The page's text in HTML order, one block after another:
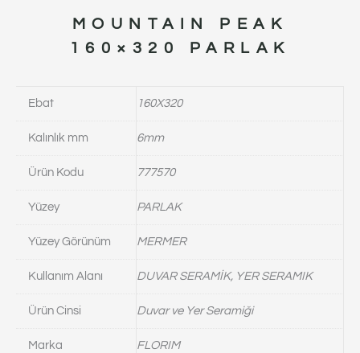
MOUNTAIN PEAK
160×320 PARLAK
Ebat 160X320
Kalınlık mm 6mm
Ürün Kodu 777570
Yüzey PARLAK
Yüzey Görünüm MERMER
Kullanım Alanı DUVAR SERAMİK, YER SERAMIK
Ürün Cinsi Duvar ve Yer Seramiği
Marka FLORIM